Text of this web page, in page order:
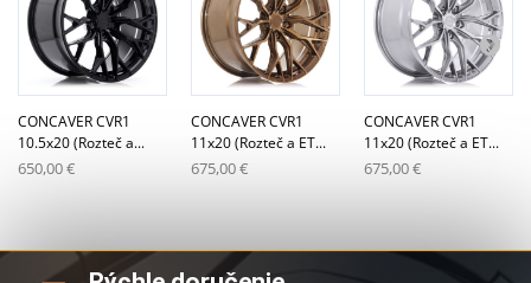
CONCAVER CVR1
10.5x20 (Rozteč a...
650,00 €
CONCAVER CVR1
11x20 (Rozteč a ET...
675,00 €
CONCAVER CVR1
11x20 (Rozteč a ET...
675,00 €